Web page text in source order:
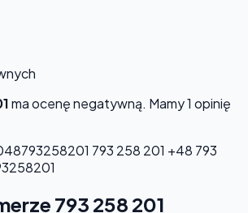
ma ocenęnegatywną. Mamy 1 opinię
793 258 201 +48 793
793 258 201